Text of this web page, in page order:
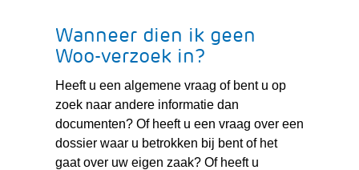
Wanneer dien ik geen
Woo-verzoek in?
Heeft u een algemene vraag of bent u op
zoek naar andere informatie dan
documenten? Of heeft u een vraag over een
dossier waar u betrokken bij bent of het
gaat over uw eigen zaak? Of heeft u